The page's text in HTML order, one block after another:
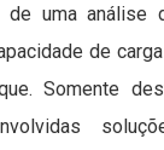
de uma análise
de
Somente